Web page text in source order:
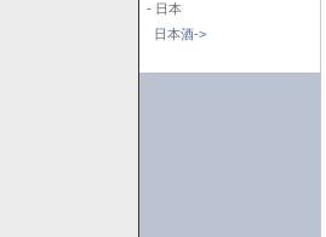
- 日本
日本酒->